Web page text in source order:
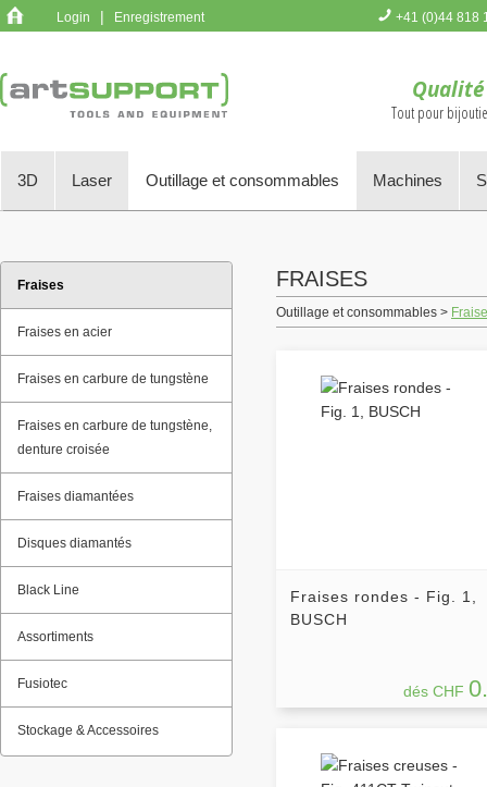
Login | Enregistrement +41 (0)44 818
Tout pour
3D Laser Outillage et consommables Machines
Fraises
Fraises en acier
Fraises en carbure de tungstène
Fraises en carbure de tungstène,
denture croisée
Fraises diamantées
Disques diamantés
Black Line
Assortiments
Fusiotec
Stockage & Accessoires
FRAISES
Outillage et consommables >
Fraises rondes - Fig. 1,
BUSCH
dés CHF